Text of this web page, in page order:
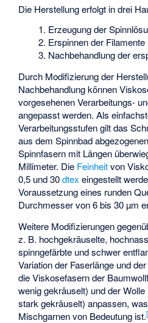
Die Herstellung erfolgt in drei
Erzeugung der
Erspinnen der Filamente
Nachbehandlung der
Durch Modifizierung der
Nachbehandlung können
vorgesehenen Verarbeitungs-
angepasst werden. Als
Verarbeitungsstufen gilt das
aus dem Spinnbad
Spinnfasern mit Längen
Millimeter. Die Feinheitvon
0,5 und 30dtex eingestellt
Voraussetzung eines runden
Durchmesser von 6 bis 30 µm
Weitere Modifizierungen
z. B. hochgekräuselte,
spinngefärbte und schwer
Variation der Faserlänge und
die Viskosefasern der
wenig gekräuselt) und der
stark gekräuselt) anpassen,
Mischgarnen von Bedeutung ist.[